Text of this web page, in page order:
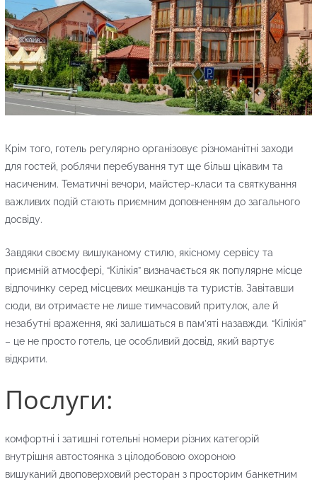
Крім того, готель регулярно організовує різноманітні заходи
для гостей, роблячи перебування тут ще більш цікавим та
насиченим. Тематичні вечори, майстер-класи та святкування
важливих подій стають приємним доповненням до загального
досвіду.
Завдяки своєму вишуканому стилю, якісному сервісу та
приємній атмосфері, “Кілікія” визначається як популярне місце
відпочинку серед місцевих мешканців та туристів. Завітавши
сюди, ви отримаєте не лише тимчасовий притулок, але й
незабутні враження, які залишаться в пам’яті назавжди. “Кілікія”
– це не просто готель, це особливий досвід, який вартує
відкрити.
Послуги:
комфортні і затишні готельні номери різних категорій
внутрішня автостоянка з цілодобовою охороною
вишуканий двоповерховий ресторан з просторим банкетним